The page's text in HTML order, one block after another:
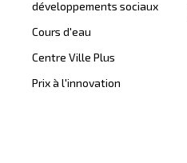
développements sociaux
Cours d'eau
Centre Ville Plus
Prix à l'innovation